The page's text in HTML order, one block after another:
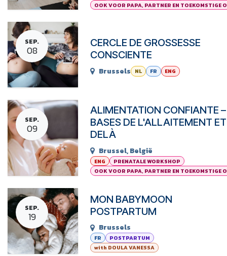
OOK VOOR PAPA, PARTNER EN TOEKOMSTIGE
SEP.
08
CERCLE DE GROSSESSE
CONSCIENTE
Brussels NL FR ENG
SEP.
09
ALIMENTATION CONFIANTE –
BASES DE L'ALLAITEMENT
DELÀ
Brussel,België
ENG
PRENATALE WORKSHOP
OOK VOOR PAPA, PARTNER EN TOEKOMSTIGE
SEP.
19
MON BABYMOON
POSTPARTUM
Brussels
FR
POSTPARTUM
with DOULA VANESSA